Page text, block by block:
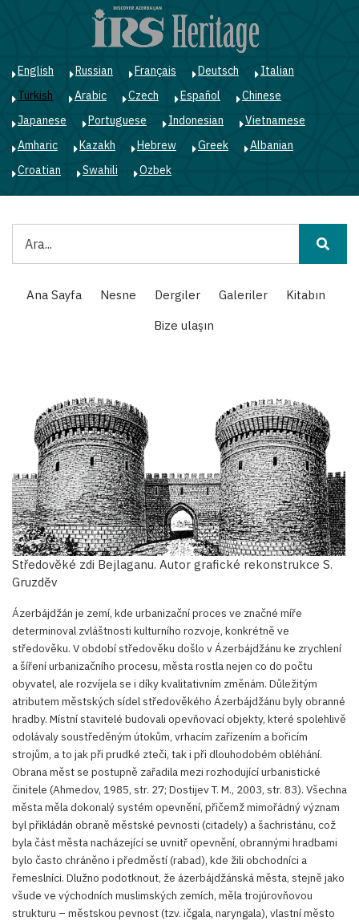
English Russian Français Deutsch
Italian
Turkish
Arabic Czech Español
Chinese
Japanese
Portuguese Indonesian
Vietnamese
Amharic
Kazakh Hebrew Greek
Albanian
Croatian
Swahili Ozbek
Main
navigation
Ana Sayfa Nesne Dergiler Galeriler
Kitabın
Bize ulaşın
Středověké zdi Bejlaganu. Autor grafické rekonstrukce S.
Gruzděv
Ázerbájdžán je zemí, kde urbanizační proces ve značné míře
determinoval zvláštnosti kulturního rozvoje, konkrétně ve
středověku. V období středověku došlo v Ázerbájdžánu ke zrychlení
a šíření urbanizačního procesu, města rostla nejen co do počtu
obyvatel, ale rozvíjela se i díky kvalitativním změnám. Důležitým
atributem městských sídel středověkého Ázerbájdžánu byly obranné
hradby. Místní stavitelé budovali opevňovací objekty, které spolehlivě
odolávaly soustředěným útokům, vrhacím zařízením a bořicím
strojům, a to jak při prudké zteči, tak i při dlouhodobém obléhání.
Obrana měst se postupně zařadila mezi rozhodující urbanistické
činitele (Ahmedov, 1985, str. 27; Dostijev T. M., 2003, str. 83). Všechna
města měla dokonalý systém opevnění, přičemž mimořádný význam
byl přikládán obraně městské pevnosti (citadely) a šachristánu, což
byla část města nacházející se uvnitř opevnění, obrannými hradbami
bylo často chráněno i předměstí (rabad), kde žili obchodníci a
řemeslníci. Dlužno podotknout, že ázerbájdžánská města, stejně jako
všude ve východních muslimských zemích, měla trojúrovňovou
strukturu – městskou pevnost (tzv. ičgala, naryngala), vlastní město